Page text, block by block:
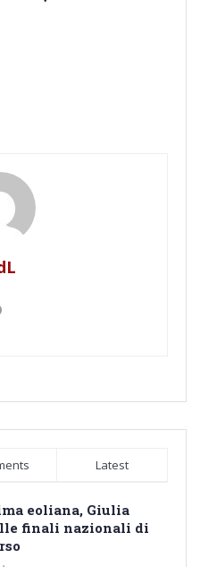
Latest
eoliana, Giulia
finali nazionali di